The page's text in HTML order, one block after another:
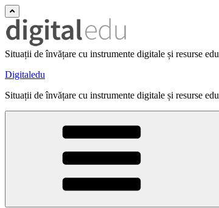
Situații de învățare cu instrumente digitale și resurse
Digitaledu
Situații de învățare cu instrumente digitale și resurse